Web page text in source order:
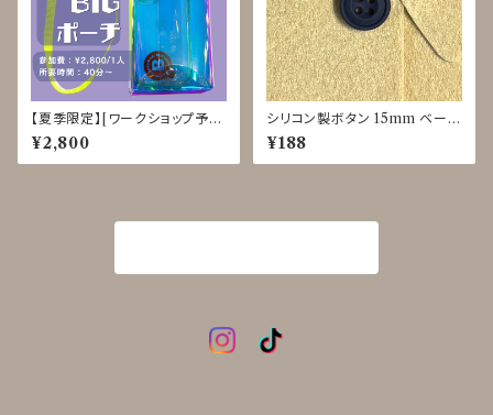
【夏季限定】[ワークショップ予約
申込] PVC BIGポーチ クラフ
ト体験 8/3-8、8/25-28
¥2,800
シリコン製ボタン 15mm ベージ
ュ/カーキ/ネイビー/ブラック JI
R-0049
¥188